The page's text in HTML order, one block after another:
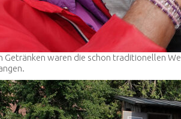
Getränken waren die schon traditionellen